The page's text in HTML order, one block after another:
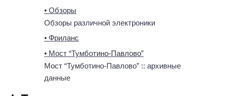
• Обзоры
Обзоры различной электроники
• Фриланс
• Мост “Тумботино-Павлово”
Мост “Тумботино-Павлово” :: архивные
данные